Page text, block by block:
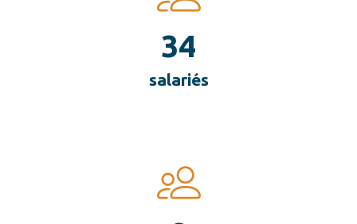
34
salariés